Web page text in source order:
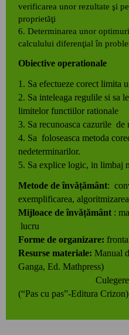
verificarea unor rezultate şi
proprietăţi
6. Determinarea unor
calculului diferenţial în
Obiective operationale
1. Sa efectueze corect limita
2. Sa inteleaga regulile si sa
limitelor functiilor rationale
3. Sa recunoasca cazurile de
4. Sa foloseasca metoda
nedeterminarilor.
5. Sa explice logic, in limbaj
Metode de ȋnvăṭămȃnt:
exemplificarea,
Mijloace de ȋnvăṭămȃnt :
lucru
Forme de organizare:
Resurse materiale: Manual
Ganga, Ed. Mathpress)
Culegere de
(“Pas cu pas”-Editura Crizon)